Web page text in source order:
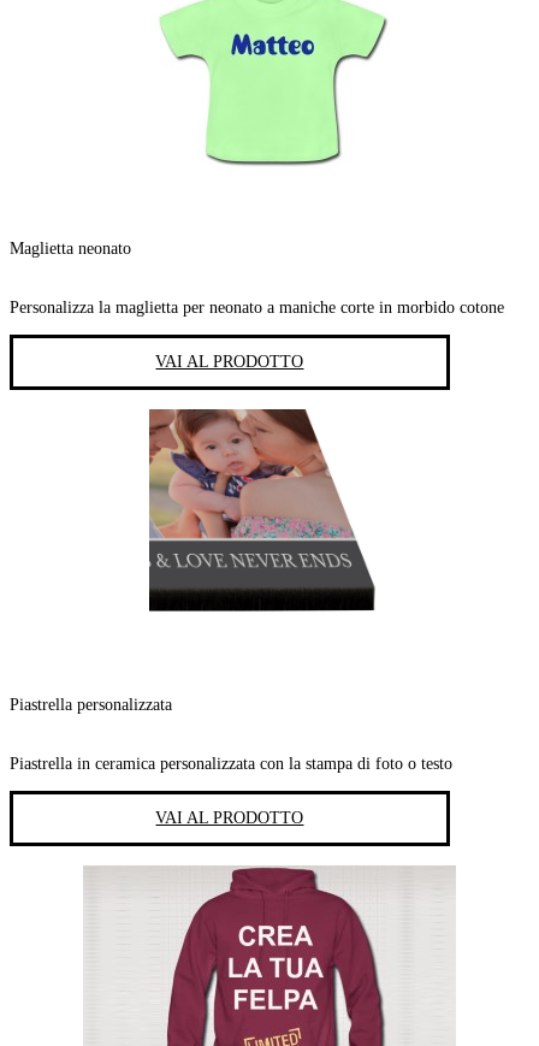
Maglietta neonato
Personalizza la maglietta per neonato a maniche corte in morbido cotone
VAI AL PRODOTTO
Piastrella personalizzata
Piastrella in ceramica personalizzata con la stampa di foto o testo
VAI AL PRODOTTO